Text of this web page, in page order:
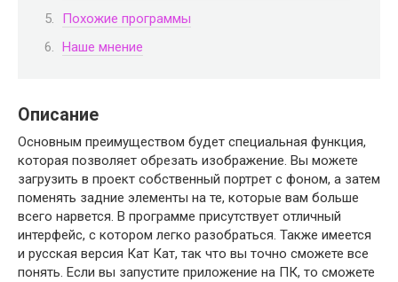
Похожие программы
Наше мнение
Описание
Основным преимуществом будет специальная функция,
которая позволяет обрезать изображение. Вы можете
загрузить в проект собственный портрет с фоном, а затем
поменять задние элементы на те, которые вам больше
всего нарвется. В программе присутствует отличный
интерфейс, с котором легко разобраться. Также имеется
и русская версия Кат Кат, так что вы точно сможете все
понять. Если вы запустите приложение на ПК, то сможете